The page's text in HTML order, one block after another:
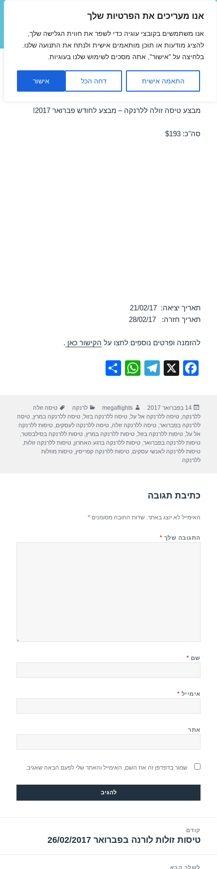
אנו מעריכים את הפרטיות שלך
אנו משתמשים בקובצי עוגיה כדי לשפר את חווית הגלישה שלך,
להציג מודעות או תוכן מותאמים אישית ולנתח את התנועה שלנו.
בלחיצה על "אישור", אתה מסכים לשימוש שלנו בעוגיות.
התאמה אישית דחה הכל אישור
תפריטים
ווידג'טים
טיסות זולות ללרנקה בפברואר
21/02/2017
מבצע טיסה זולה ללרנקה – מבצע לחודש פברואר 2017!
סה"כ: $193
תאריך יציאה: 21/02/17
תאריך חזרה: 28/02/17
להזמנה ופרטים נוספים לחצו על הקישור כאן .
F
e
b
o
o
X
T
gr
a
m
W
s
A
p
e
פורסם
בתאריך
14 בפברואר 2017 מחבר
megaflights קטגוריות
לרנקה תגיות
טיסה זולה
ללרנקה,טיסה ללרנקה אל על,טיסה ללרנקה בזול,טיסה ללרנקה במרץ,טיסה
ללרנקה בפברואר,טיסה ללרנקה זולה,טיסה ללרנקה לעסקים,טיסות ללרנקה
אל על,טיסות ללרנקה בזול,טיסות ללרנקה במרץ,טיסות ללרנקה בסילבסטר,
טיסות ללרנקה בפברואר,טיסות ללרנקה ברגע האחרון,טיסות ללרנקה זולות,
טיסות ללרנקה לאנשי עסקים,טיסות ללרנקה קפריסין,טיסות מוזלות
ללרנקה
כתיבת תגובה
האימייל לא יוצג באתר. שדות החובה מסומנים*
התגובה שלך *
שם *
אימייל *
אתר
שמור בדפדפן זה את השם, האימייל והאתר שלי לפעם הבאה שאגיב.
קודם
הפוסט
טיסות זולות לורנה בפברואר 26/02/2017
לשלב הבא